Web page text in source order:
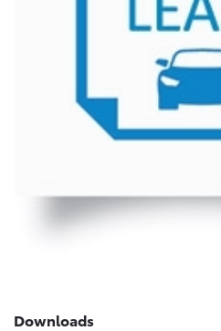
WATERSTOF-ELEKTRISCH
Proace (excl. BTW)
Downloads